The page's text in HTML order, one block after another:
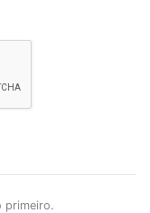
primeiro.